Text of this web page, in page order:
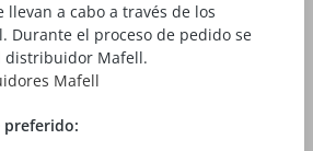
DE CARPINTERÍA ZSX EC
llevan a cabo a través de los
Durante el proceso de pedido se
distribuidor Mafell.
Mafell
preferido: